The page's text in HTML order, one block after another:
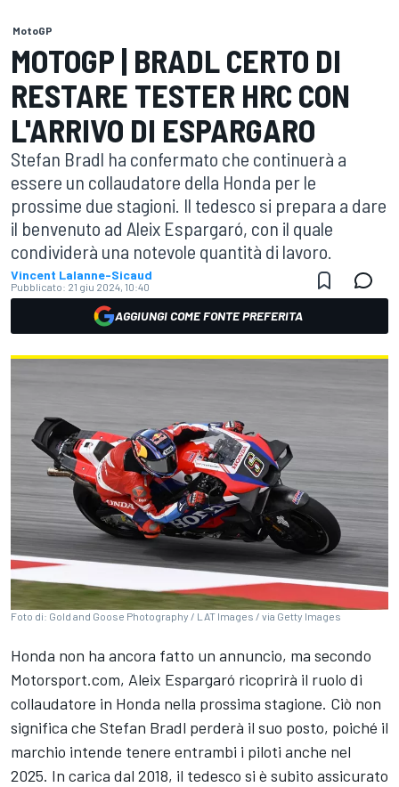
MotoGP
MOTOGP | BRADL CERTO DI
RESTARE TESTER HRC CON
L'ARRIVO DI ESPARGARO
Stefan Bradl ha confermato che continuerà a
essere un collaudatore della Honda per le
prossime due stagioni. Il tedesco si prepara a dare
il benvenuto ad Aleix Espargaró, con il quale
condividerà una notevole quantità di lavoro.
Vincent Lalanne-Sicaud
Pubblicato: 21 giu 2024, 10:40
AGGIUNGI COME FONTE PREFERITA
Foto di: Gold and Goose Photography / LAT Images / via Getty Images
Honda non ha ancora fatto un annuncio, ma secondo
Motorsport.com, Aleix Espargaró ricoprirà il ruolo di
collaudatore in Honda nella prossima stagione. Ciò non
significa che Stefan Bradl perderà il suo posto, poiché il
marchio intende tenere entrambi i piloti anche nel
2025. In carica dal 2018, il tedesco si è subito assicurato